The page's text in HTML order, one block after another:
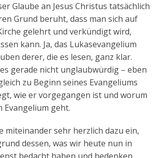
Glaube an Jesus Christus tatsächlich
Grund beruht, dass man sich auf
gelehrt und verkündigt wird,
kann. Ja, das Lukasevangelium
derer, die es lesen, ganz klar.
gerade nicht unglaubwürdig – eben
zu Beginn seines Evangeliums
wie er vorgegangen ist und worum
Evangelium geht.
miteinander sehr herzlich dazu ein,
dessen, was wir heute nun in